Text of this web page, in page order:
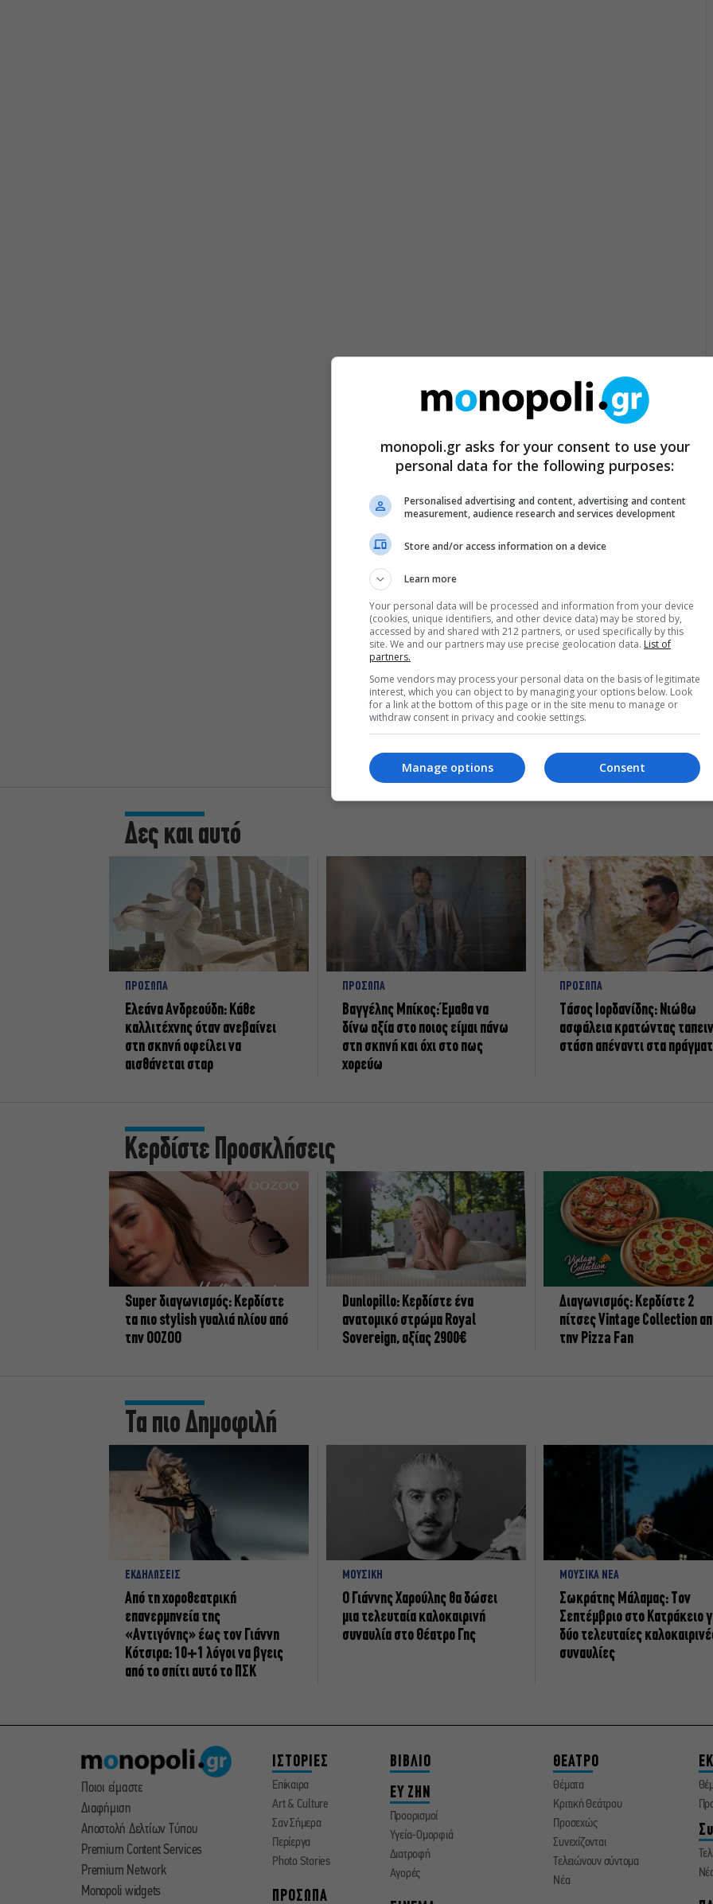
Δες και αυτό
ΠΡΟΣΩΠΑ
Ελεάνα Ανδρεούδη: Κάθε
καλλιτέχνης όταν ανεβαίνει
στη σκηνή οφείλει να
αισθάνεται σταρ
ΠΡΟΣΩΠΑ
Βαγγέλης Μπίκος: Έμαθα να
δίνω αξία στο ποιος είμαι πάνω
στη σκηνή και όχι στο πως
χορεύω
ΠΡΟΣΩΠΑ
Tάσος Ιορδανίδης: Νιώθω
ασφάλεια κρατώντας
στάση απέναντι στα
Κερδίστε Προσκλήσεις
Super διαγωνισμός: Κερδίστε
τα πιο stylish γυαλιά ηλίου από
την OOZOO
Dunlopillo: Κερδίστε ένα
ανατομικό στρώμα Royal
Sovereign, αξίας 2900€
Διαγωνισμός: Κερδίστε 2
πίτσες Vintage Collection
την Pizza Fan
Τα πιο Δημοφιλή
ΕΚΔΗΛΩΣΕΙΣ
Από τη χοροθεατρική
επανερμηνεία της
«Αντιγόνης» έως τον Γιάννη
Κότσιρα: 10+1 λόγοι να βγεις
από το σπίτι αυτό το ΠΣΚ
ΜΟΥΣΙΚΗ
Ο Γιάννης Χαρούλης θα δώσει
μια τελευταία καλοκαιρινή
συναυλία στο Θέατρο Γης
ΜΟΥΣΙΚΑ ΝΕΑ
Σωκράτης Μάλαμας: Τον
Σεπτέμβριο στο Κατράκειο
δύο τελευταίες
συναυλίες
Ποιοι είμαστε
Διαφήμιση
Αποστολή Δελτίων Τύπου
Premium Content Services
Premium Network
Monopoli widgets
ΙΣΤΟΡΙΕΣ
Επίκαιρα
Art & Culture
Σαν Σήμερα
Περίεργα
Photo Stories
ΠΡΟΣΩΠΑ
ΒΙΒΛΙΟ
ΕΥ ΖΗΝ
Προορισμοί
Υγεία-Ομορφιά
Διατροφή
Αγορές
ΘΕΑΤΡΟ
Θέματα
Κριτική Θεάτρου
Προσεχώς
Συνεχίζονται
Τελειώνουν σύντομα
Νέα
monopoli.gr asks for your consent to use your
personal data for the following purposes:
Personalised advertising and content, advertising and content
measurement, audience research and services development
Store and/or access information on a device
Learn more
Your personal data will be processed and information from your device
(cookies, unique identifiers, and other device data) may be stored by,
accessed by and shared with 212 partners, or used specifically by this
site. We and our partners may use precise geolocation data. List of
partners.
Some vendors may process your personal data on the basis of legitimate
interest, which you can object to by managing your options below. Look
for a link at the bottom of this page or in the site menu to manage or
withdraw consent in privacy and cookie settings.
Consent
Manage options